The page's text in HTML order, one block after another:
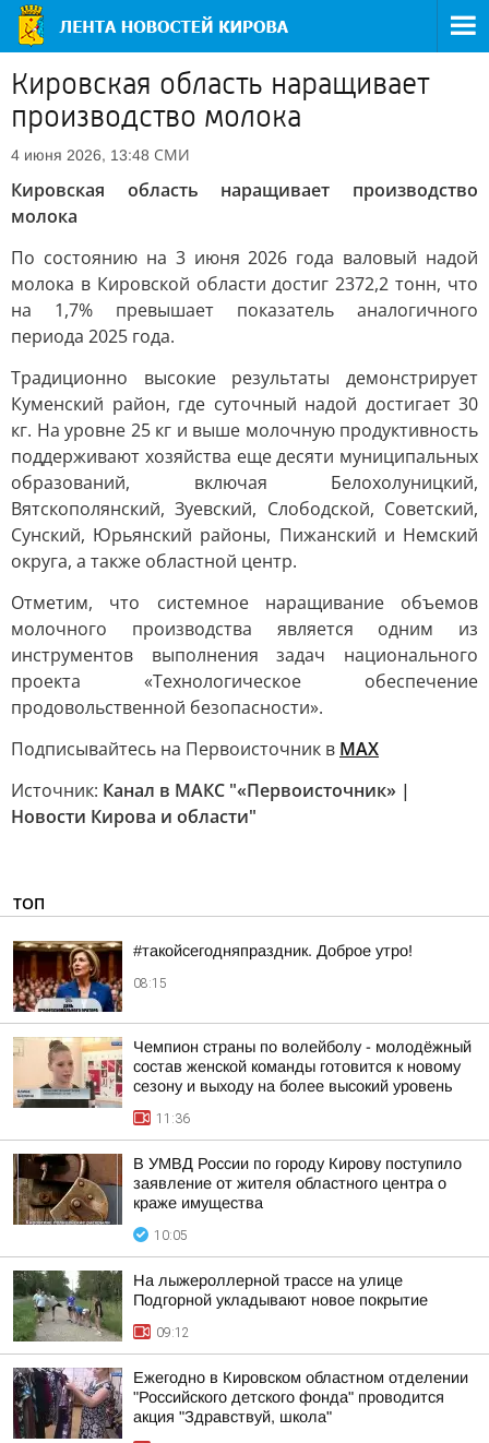
Кировская область наращивает
производство молока
4 июня 2026, 13:48 СМИ
Кировская область наращивает производство
молока
По состоянию на 3 июня 2026 года валовый надой
молока в Кировской области достиг 2372,2 тонн, что
на 1,7% превышает показатель аналогичного
периода 2025 года.
Традиционно высокие результаты демонстрирует
Куменский район, где суточный надой достигает 30
кг. На уровне 25 кг и выше молочную продуктивность
поддерживают хозяйства еще десяти муниципальных
образований, включая Белохолуницкий,
Вятскополянский, Зуевский, Слободской, Советский,
Сунский, Юрьянский районы, Пижанский и Немский
округа, а также областной центр.
Отметим, что системное наращивание объемов
молочного производства является одним из
инструментов выполнения задач национального
проекта «Технологическое обеспечение
продовольственной безопасности».
Подписывайтесь на Первоисточник в MAX
Источник: Канал в МАКС "«Первоисточник» |
Новости Кирова и области"
ТОП
#такойсегодняпраздник. Доброе утро!
08:15
Чемпион страны по волейболу - молодёжный
состав женской команды готовится к новому
сезону и выходу на более высокий уровень
11:36
В УМВД России по городу Кирову поступило
заявление от жителя областного центра о
краже имущества
10:05
На лыжероллерной трассе на улице
Подгорной укладывают новое покрытие
09:12
Ежегодно в Кировском областном отделении
"Российского детского фонда" проводится
акция "Здравствуй, школа"